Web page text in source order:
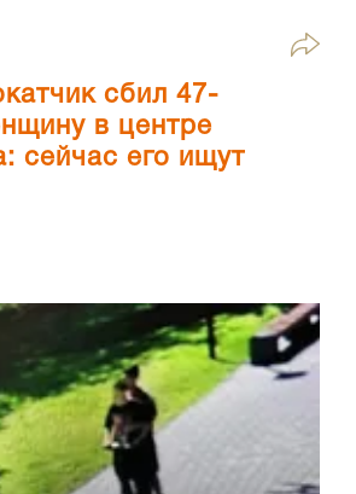
сбил 47-
в центре
сейчас его ищут